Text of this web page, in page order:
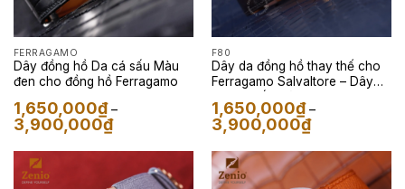
FERRAGAMO
Dây đồng hồ Da cá sấu Màu
đen cho đồng hồ Ferragamo
1,650,000₫ –
3,900,000₫Khoảng
giá:
3,900,000₫
F80
Dây da đồng hồ thay thế cho
Ferragamo Salvaltore – Dây
1,650,000₫ –
3,900,000₫Khoảng
giá:
1,650,000₫
đến
3,900,000₫